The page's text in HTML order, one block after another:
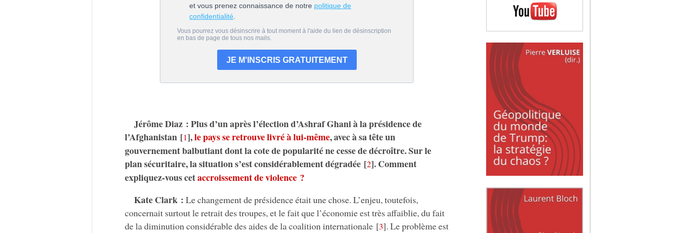
Jérôme Diaz : Plus d’un après l’élection d’Ashraf Ghani à la présidence de
l’Afghanistan[1],le pays se retrouve livré à lui-même, avec à sa tête un
gouvernement balbutiant dont la cote de popularité ne cesse de décroître. Sur le
plan sécuritaire, la situation s’est considérablement dégradée[2]. Comment
expliquez-vous cetaccroissement de violence ?
Kate Clark : Le changement de présidence était une chose. L’enjeu, toutefois,
concernait surtout le retrait des troupes, et le fait que l’économie est très affaiblie, du fait
de la diminution considérable des aides de la coalition internationale[3]. Le problème est